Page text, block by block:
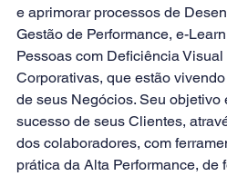
e aprimorar processos de
Gestão de Performance, e-
Pessoas com Deficiência
Corporativas, que estão
de seus Negócios. Seu objetivo
sucesso de seus Clientes,
dos colaboradores, com
prática da Alta Performance, de